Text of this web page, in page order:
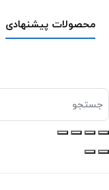
محصولات پیشنهادی